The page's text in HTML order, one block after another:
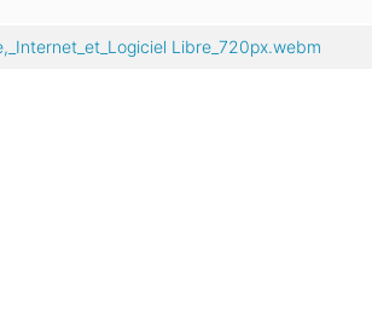
Libre_720px.webm